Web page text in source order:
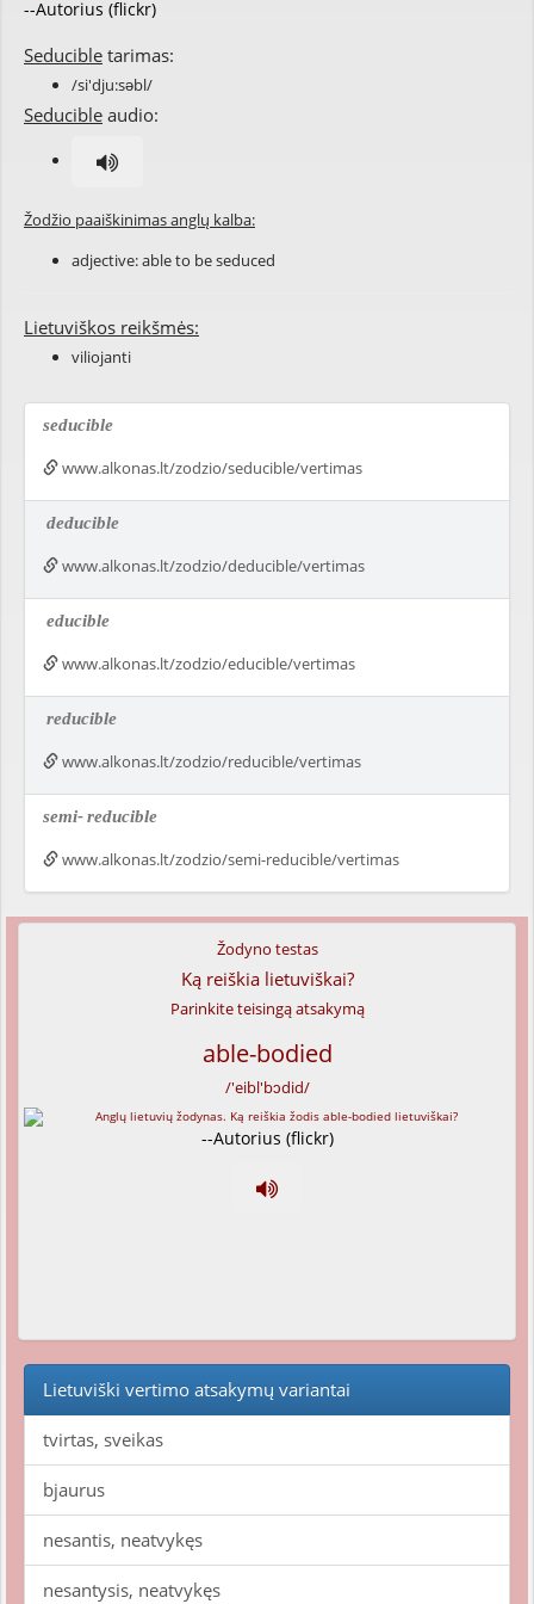
--Autorius (flickr)
Seducible tarimas:
/si'dju:səbl/
Seducible audio:
Žodžio paaiškinimas anglų kalba:
adjective: able to beseduced
Lietuviškos reikšmės:
viliojanti
seducible
www.alkonas.lt/zodzio/seducible/vertimas
deducible
www.alkonas.lt/zodzio/deducible/vertimas
educible
www.alkonas.lt/zodzio/educible/vertimas
reducible
www.alkonas.lt/zodzio/reducible/vertimas
semi-reducible
www.alkonas.lt/zodzio/semi-reducible/vertimas
Žodyno testas
Ką reiškia lietuviškai?
Parinkite teisingą atsakymą
able-bodied
/'eibl'bɔdid/
--Autorius (flickr)
Lietuviški vertimo atsakymų variantai
tvirtas, sveikas
bjaurus
nesantis, neatvykęs
nesantysis, neatvykęs